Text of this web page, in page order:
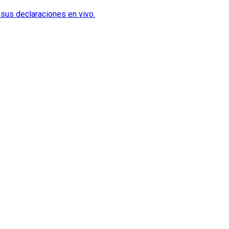
declaraciones en vivo.